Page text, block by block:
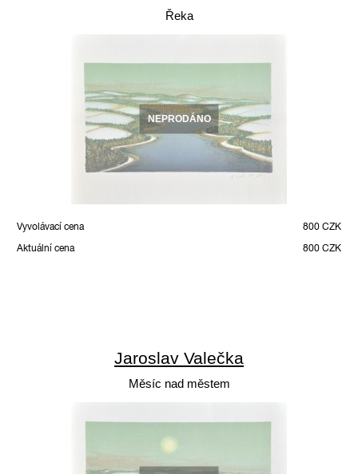
Řeka
NEPRODÁNO
Vyvolávací cena
800 CZK
Aktuální cena
800 CZK
Jaroslav Valečka
Měsíc nad městem